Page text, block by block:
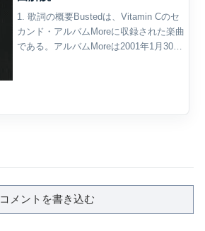
1. 歌詞の概要Bustedは、Vitamin Cのセ
カンド・アルバムMoreに収録された楽曲
である。アルバムMoreは2001年1月30日
コメントを書き込む